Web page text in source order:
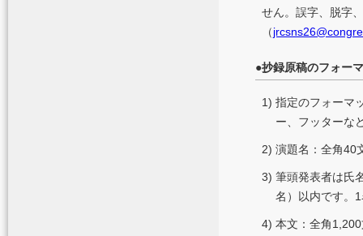
せん。誤字、脱字
（
●抄録原稿のフォー
1) 指定のフォーマ
ー、フッターな
2) 演題名：全角40
3) 筆頭発表者は氏
名）以内です。
4) 本文：全角